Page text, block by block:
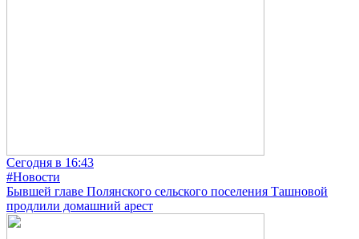
Сегодня в 16:43
#Новости
Бывшей главе Полянского сельского поселения Ташновой
продлили домашний арест